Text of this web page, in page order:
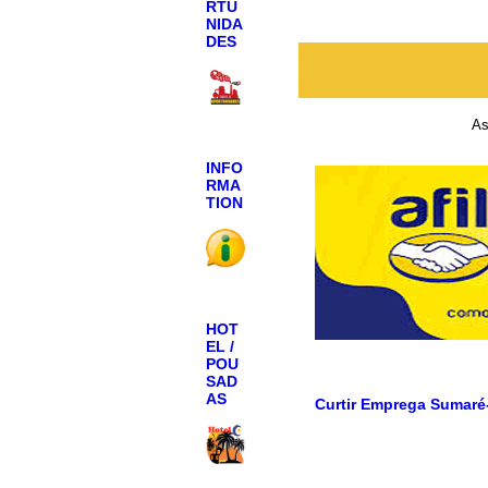
Curtir Emprega
RTU
NIDA
DES
INFO
RMA
TION
HOT
EL /
POU
SAD
AS